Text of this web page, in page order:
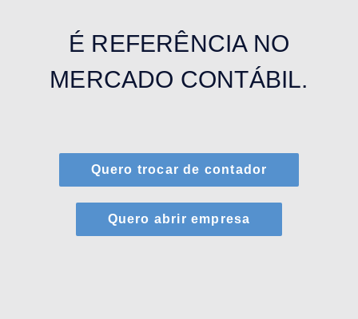
É REFERÊNCIA NO
MERCADO CONTÁBIL.
Quero trocar de contador
Quero abrir empresa